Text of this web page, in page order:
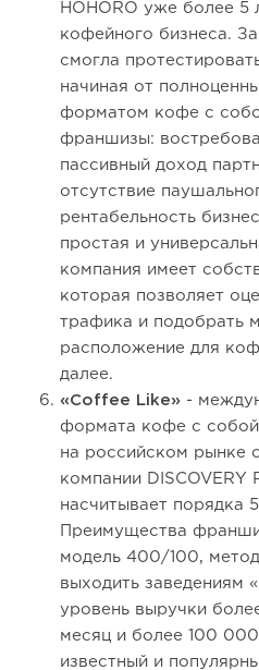
HOHORO уже более 5
кофейного бизнеса.
смогла
начиная от
форматом кофе с
франшизы:
пассивный доход
отсутствие
рентабельность
простая и
компания имеет
которая позволяет
трафика и подобрать
расположение для
далее.
«Coffee Like» -
формата кофе с
на российском рынке
компании DISCOVERY
насчитывает порядка
Преимущества
модель 400/100,
выходить заведениям
уровень выручки
месяц и более 100
известный и